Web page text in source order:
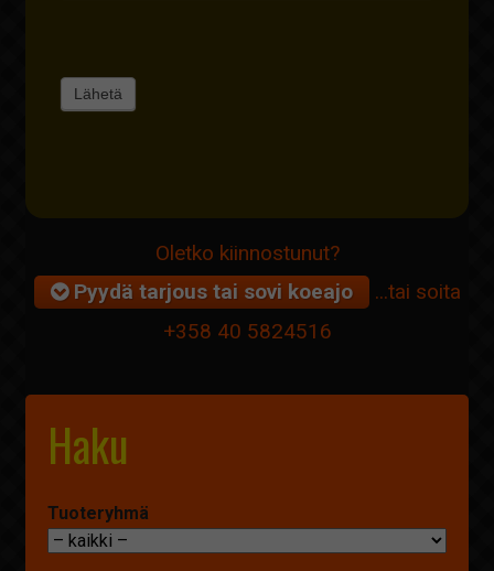
Oletko kiinnostunut?
Pyydä tarjous tai sovi koeajo
...tai soita
+358 40 5824516
Haku
Tuoteryhmä